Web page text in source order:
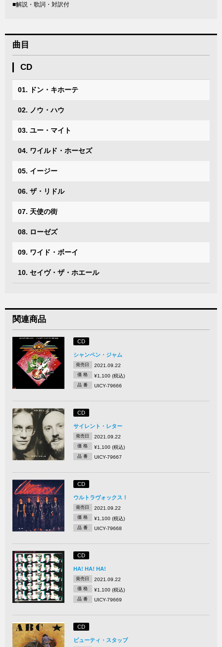
■解説・歌詞・対訳付
曲目
CD
01. ドン・キホーテ
02. ノウ・ハウ
03. ユー・マイト
04. ワイルド・ホーセズ
05. イージー
06. ザ・リドル
07. 天使の街
08. ローゼズ
09. ワイド・ボーイ
10. セイヴ・ザ・ホエール
関連商品
CD
シャンペン・ジャム
発売日 2021.09.22
価 格 ¥1,100 (税込)
品 番 UICY-79666
CD
サイレント・レター
発売日 2021.09.22
価 格 ¥1,100 (税込)
品 番 UICY-79667
CD
ウルトラヴォックス！
発売日 2021.09.22
価 格 ¥1,100 (税込)
品 番 UICY-79668
CD
HA! HA! HA!
発売日 2021.09.22
価 格 ¥1,100 (税込)
品 番 UICY-79669
CD
ビューティ・スタッブ